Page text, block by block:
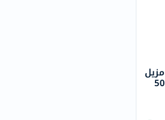
سيباميد بلسم 48 ساعة مزيل
العرق للبشرة الحساسة 50